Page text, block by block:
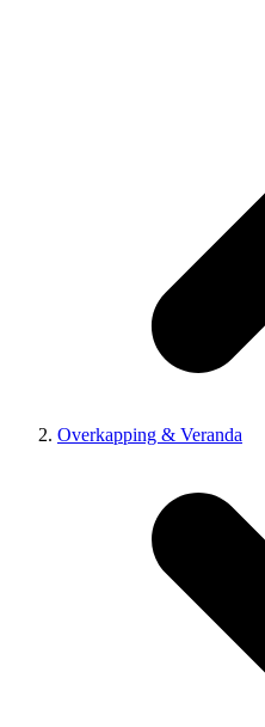
Overkapping & Veranda